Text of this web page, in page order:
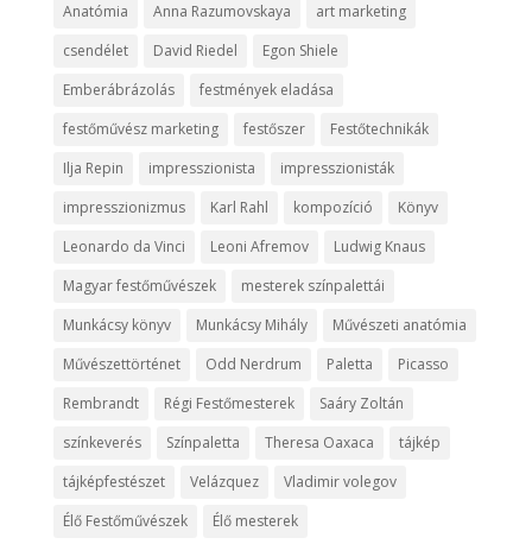
Anatómia
Anna Razumovskaya
art marketing
csendélet
David Riedel
Egon Shiele
Emberábrázolás
festmények eladása
festőművész marketing
festőszer
Festőtechnikák
Ilja Repin
impresszionista
impresszionisták
impresszionizmus
Karl Rahl kompozíció
Könyv
Leonardo da Vinci
Leoni Afremov
Ludwig Knaus
Magyar festőművészek
mesterek színpalettái
Munkácsy könyv
Munkácsy Mihály
Művészeti anatómia
Művészettörténet
Odd Nerdrum Paletta
Picasso
Rembrandt
Régi Festőmesterek
Saáry Zoltán
színkeverés
Színpaletta Theresa Oaxaca
tájkép
tájképfestészet
Velázquez
Vladimir volegov
Élő Festőművészek
Élő mesterek